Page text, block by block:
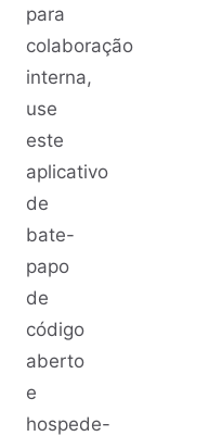
para
colaboração
interna,
use
este
aplicativo
de
bate-
papo
de
código
aberto
e
hospede-